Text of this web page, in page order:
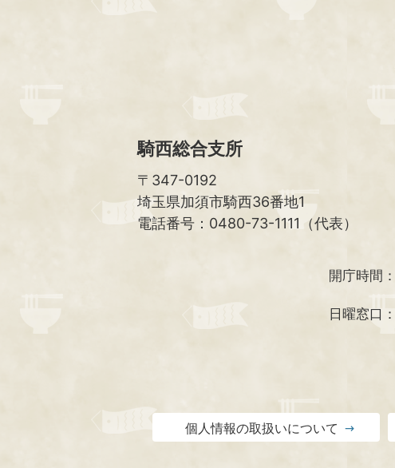
騎西総合支所
〒347-0192
埼玉県加須市騎西36番地1
電話番号：0480-73-1111（代表）
開庁時間：
日曜窓口：
個人情報の取扱いについて